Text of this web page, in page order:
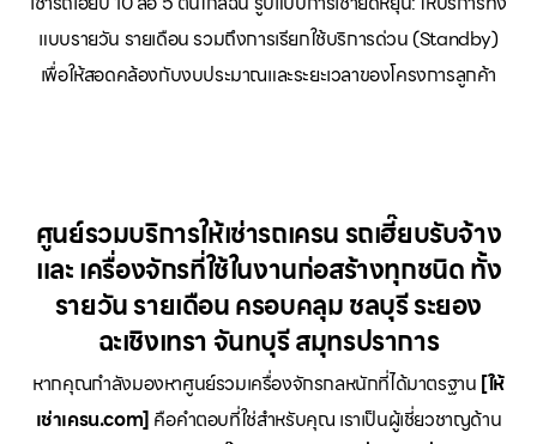
แบบรายวัน รายเดือน รวมถึงการเรียกใช้บริการด่วน (Standby)
เพื่อให้สอดคล้องกับงบประมาณและระยะเวลาของโครงการลูกค้า
ศูนย์รวมบริการให้เช่ารถเครน รถเฮี๊ยบรับจ้าง
และ เครื่องจักรที่ใช้ในงานก่อสร้างทุกชนิด ทั้ง
รายวัน รายเดือน ครอบคลุม ชลบุรี ระยอง
ฉะเชิงเทรา จันทบุรี สมุทรปราการ
หากคุณกำลังมองหาศูนย์รวมเครื่องจักรกลหนักที่ได้มาตรฐาน [ให้
เช่าเครน.com] คือคำตอบที่ใช่สำหรับคุณ เราเป็นผู้เชี่ยวชาญด้าน